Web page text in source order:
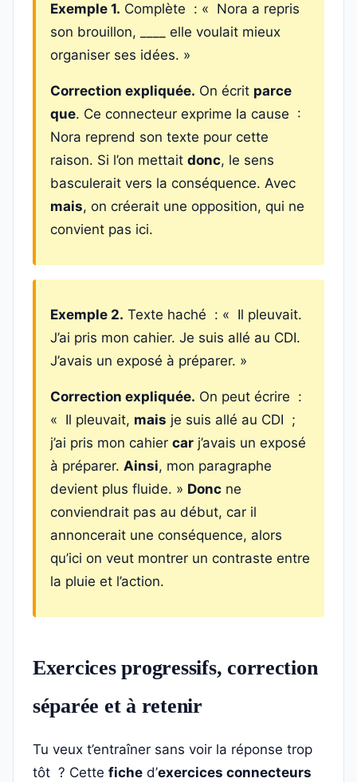
Exemple 1. Complète : « Nora a repris
son brouillon, ____ elle voulait mieux
organiser ses idées. »
Correction expliquée. On écrit parce
que. Ce connecteur exprime la cause :
Nora reprend son texte pour cette
raison. Si l’on mettait donc, le sens
basculerait vers la conséquence. Avec
mais, on créerait une opposition, qui ne
convient pas ici.
Exemple 2. Texte haché : « Il pleuvait.
J’ai pris mon cahier. Je suis allé au CDI.
J’avais un exposé à préparer. »
Correction expliquée. On peut écrire :
« Il pleuvait, mais je suis allé au CDI ;
j’ai pris mon cahier car j’avais un exposé
à préparer. Ainsi, mon paragraphe
devient plus fluide. » Donc ne
conviendrait pas au début, car il
annoncerait une conséquence, alors
qu’ici on veut montrer un contraste entre
la pluie et l’action.
Exercices progressifs, correction
séparée et à retenir
Tu veux t’entraîner sans voir la réponse trop
tôt ? Cette fiche d’exercices connecteurs